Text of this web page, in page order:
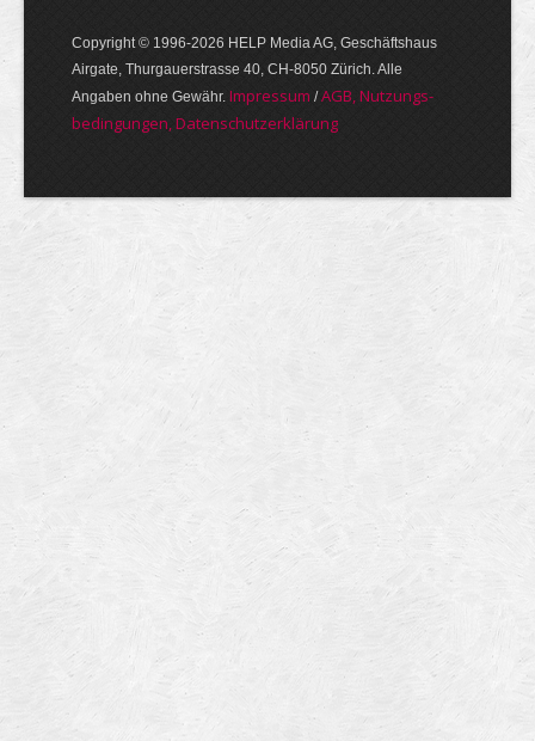
Copyright © 1996-2026 HELP Media AG, Geschäftshaus
Airgate, Thurgauer­strasse 40, CH-8050 Zürich. Alle
Angaben ohne Gewähr. Im­pres­sum /AGB, Nut­zungs­
bedin­gungen, Daten­schutz­er­klärung